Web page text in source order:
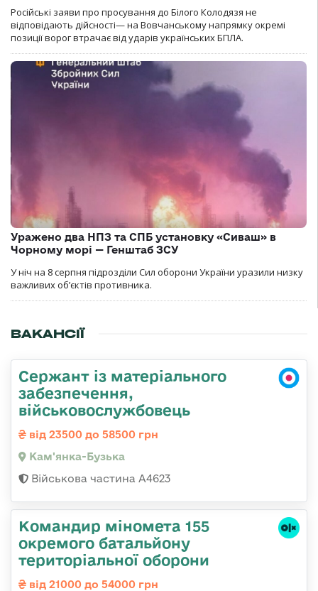
Російські заяви про просування до Білого Колодязя не
відповідають дійсності— на Вовчанському напрямку окремі
позиції ворог втрачає від ударів українських БПЛА.
Уражено два НПЗ та СПБ установку «Сиваш» в
Чорному морі — Генштаб ЗСУ
У ніч на 8 серпня підрозділи Сил оборони України уразили низку
важливих об’єктів противника.
ВАКАНСІЇ
Сержант із матеріального
забезпечення,
військовослужбовець
від 23500 до 58500 грн
Кам'янка-Бузька
Військова частина А4623
Командир міномета 155
окремого батальйону
територіальної оборони
від 21000 до 54000 грн